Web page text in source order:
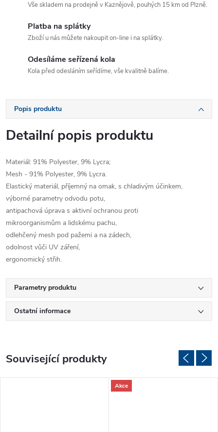
Vše skladem na prodejně v Kaznějově, pouhých 15 km od Plzně.
Platba na splátky
Zboží u nás můžete nakoupit on-line i na splátky.
Odesíláme seřízená kola
Kola před odesláním seřídíme, vše kvalitně balíme.
Popis produktu
Detailní popis produktu
Materiál: 91% Polyester, 9% Lycra;
Mesh - 91% Polyester, 9% Lycra.
Elastický materiál, příjemný na omak, s chladivým účinkem,
výborné parametry odvodu potu,
antipachová úprava s aktivní ochranou proti
mikroorganismům a lidskému pachu,
odlehčený mesh pod pažemi a na zádech,
odolnost vůči UV záření,
ergonomický střih.
Parametry produktu
Ostatní informace
Související produkty
Akce